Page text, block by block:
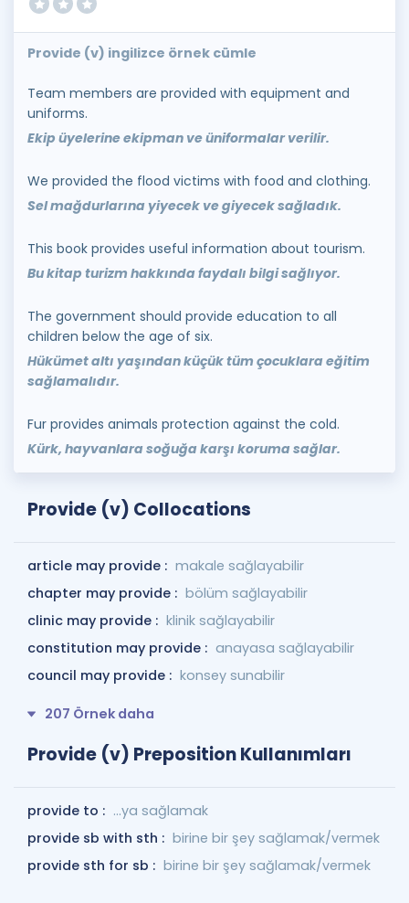
Provide (v) ingilizce örnek cümle
Team members are provided with equipment and
uniforms.
Ekip üyelerine ekipman ve üniformalar verilir.
We provided the flood victims with food and clothing.
Sel mağdurlarına yiyecek ve giyecek sağladık.
This book provides useful information about tourism.
Bu kitap turizm hakkında faydalı bilgi sağlıyor.
The government should provide education to all
children below the age of six.
Hükümet altı yaşından küçük tüm çocuklara eğitim
sağlamalıdır.
Fur provides animals protection against the cold.
Kürk, hayvanlara soğuğa karşı koruma sağlar.
Provide (v) Collocations
article may provide : makale sağlayabilir
chapter may provide : bölüm sağlayabilir
clinic may provide : klinik sağlayabilir
constitution may provide : anayasa sağlayabilir
council may provide : konsey sunabilir
207 Örnek daha
Provide (v) Preposition Kullanımları
provide to : ...ya sağlamak
provide sb with sth : birine bir şey sağlamak/vermek
provide sth for sb : birine bir şey sağlamak/vermek